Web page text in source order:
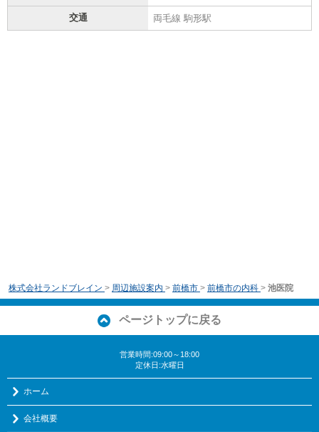
交通 両毛線 駒形駅
株式会社ランドブレイン > 周辺施設案内 > 前橋市 > 前橋市の内科 > 池医院
ページトップに戻る
営業時間:09:00～18:00
定休日:水曜日
ホーム
会社概要